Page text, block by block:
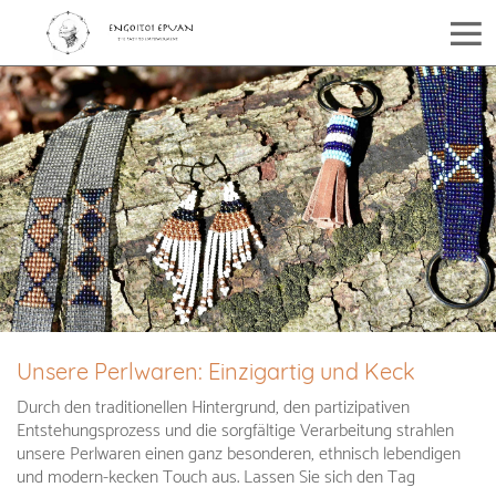
Unsere Perlwaren: Einzigartig und Keck
Durch den traditionellen Hintergrund, den partizipativen
Entstehungsprozess und die sorgfältige Verarbeitung strahlen
unsere Perlwaren einen ganz besonderen, ethnisch lebendigen
und modern-kecken Touch aus. Lassen Sie sich den Tag